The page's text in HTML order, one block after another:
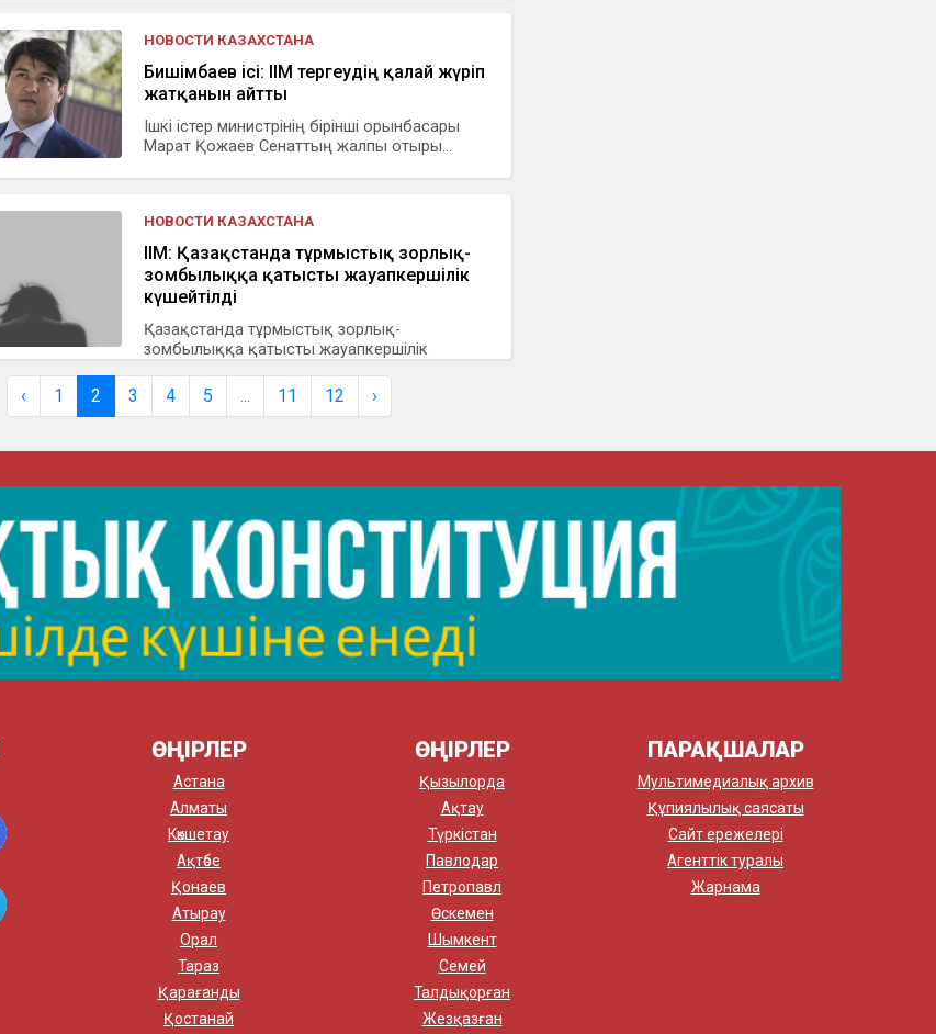
НОВОСТИ КАЗАХСТАНА
Бишімбаев ісі: ІІМ тергеудің қалай жүріп
жатқанын айтты
Ішкі істер министрінің бірінші орынбасары
Марат Қожаев Сенаттың жалпы отыры...
НОВОСТИ КАЗАХСТАНА
ІІМ: Қазақстанда тұрмыстық зорлық-
зомбылыққа қатысты жауапкершілік
күшейтілді
Қазақстанда тұрмыстық зорлық-
зомбылыққа қатысты жауапкершілік
‹ 1 2 3 4 5 ... 11 12 ›
ӨҢІРЛЕР
Астана
Алматы
Көкшетау
Ақтөбе
Қонаев
Атырау
Орал
Тараз
Қарағанды
Қостанай
ӨҢІРЛЕР
Қызылорда
Ақтау
Түркістан
Павлодар
Петропавл
Өскемен
Шымкент
Семей
Талдықорған
Жезқазған
ПАРАҚШАЛАР
Мультимедиалық архив
Құпиялылық саясаты
Сайт ережелері
Агенттік туралы
Жарнама